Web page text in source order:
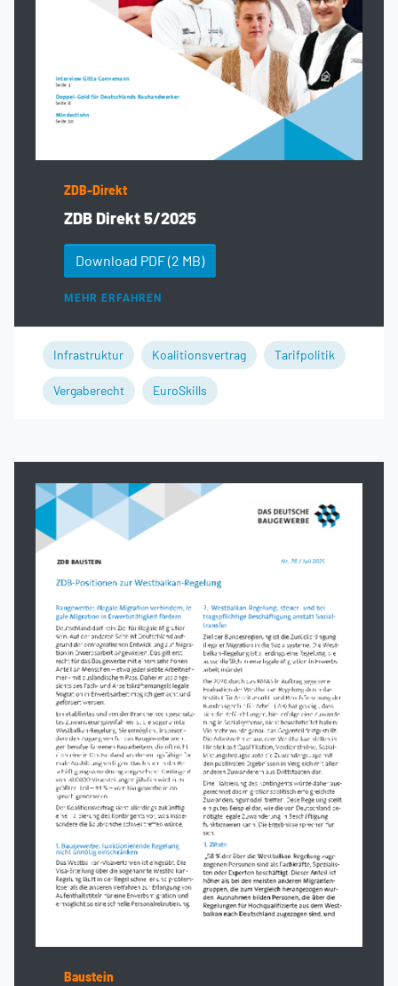
ZDB-Direkt
ZDB Direkt 5/2025
Download PDF(2 MB)
MEHR ERFAHREN
Infrastruktur Koalitionsvertrag Tarifpolitik
Vergaberecht EuroSkills
Baustein